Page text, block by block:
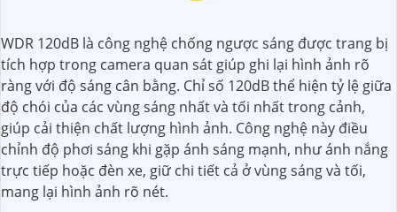
với chiết khấu hấp dẫn? Hãy đến với chúng tôi để nhận ưu
đãi đặc biệt và được tư vấn về giải pháp chính xác nhất
cho nhu cầu an ninh của bạn!"
️🏅️ 2:"Bạn muốn mua Camera Kbvision với giá ưu đãi và
giải pháp phù hợp? Liên hệ ngay với chúng tôi để được hỗ
trợ tốt nhất từ đội ngũ chuyên gia có kinh nghiệm!"
️🥈3: "Chúng tôi cam kết cung cấp Camera Kbvision chính
hãng với chiết khấu cao nhất trên thị trường. Hãy đến với
WDR 120dB là công nghệ chống ngược sáng được trang bị
tích hợp trong camera quan sát giúp ghi lại hình ảnh rõ
ràng với độ sáng cân bằng. Chỉ số 120dB thể hiện tỷ lệ giữa
độ chói của các vùng sáng nhất và tối nhất trong cảnh,
giúp cải thiện chất lượng hình ảnh. Công nghệ này điều
chỉnh độ phơi sáng khi gặp ánh sáng mạnh, như ánh nắng
trực tiếp hoặc đèn xe, giữ chi tiết cả ở vùng sáng và tối,
mang lại hình ảnh rõ nét.